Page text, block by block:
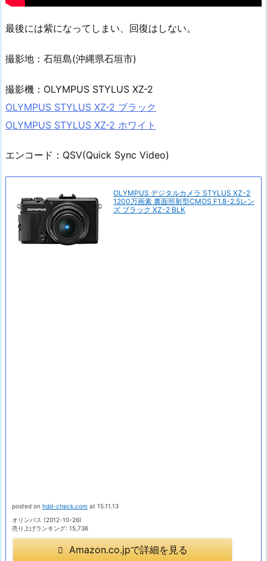
最後には紫になってしまい、回復はしない。
撮影地：石垣島(沖縄県石垣市)
撮影機：OLYMPUS STYLUS XZ-2
OLYMPUS STYLUS XZ-2 ブラック
OLYMPUS STYLUS XZ-2 ホワイト
エンコード：QSV(Quick Sync Video)
OLYMPUS デジタルカメラ STYLUS XZ-2
1200万画素 裏面照射型CMOS F1.8-2.5レン
ズ ブラック XZ-2 BLK
posted on hdd-check.com at 15.11.13
オリンパス (2012-10-26)
売り上げランキング: 15,736
Amazon.co.jpで詳細を見る